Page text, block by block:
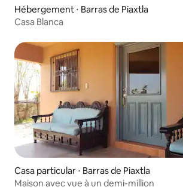
Hébergement ⋅ Barras de Piaxtla
Casa Blanca
Casa particular ⋅ Barras de Piaxtla
Maison avec vue à un demi-million